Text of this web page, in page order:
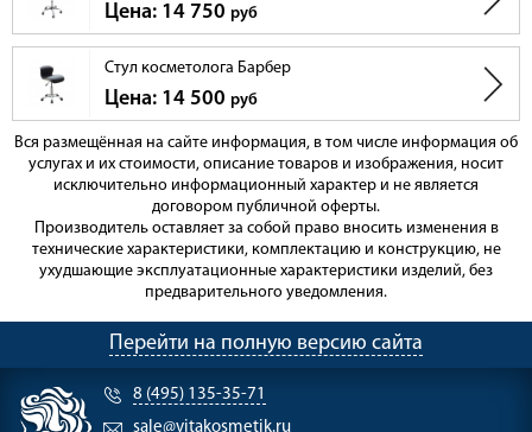
Цена: 14 750 руб
Стул косметолога Барбер
Цена: 14 500 руб
Вся размещённая на сайте информация, в том числе информация об
услугах и их стоимости, описание товаров и изображения, носит
исключительно информационный характер и не является
договором публичной оферты.
Производитель оставляет за собой право вносить изменения в
технические характеристики, комплектацию и конструкцию, не
ухудшающие эксплуатационные характеристики изделий, без
предварительного уведомления.
Перейти на полную версию сайта
8 (495) 135-35-71
sale@vitakosmetik.ru